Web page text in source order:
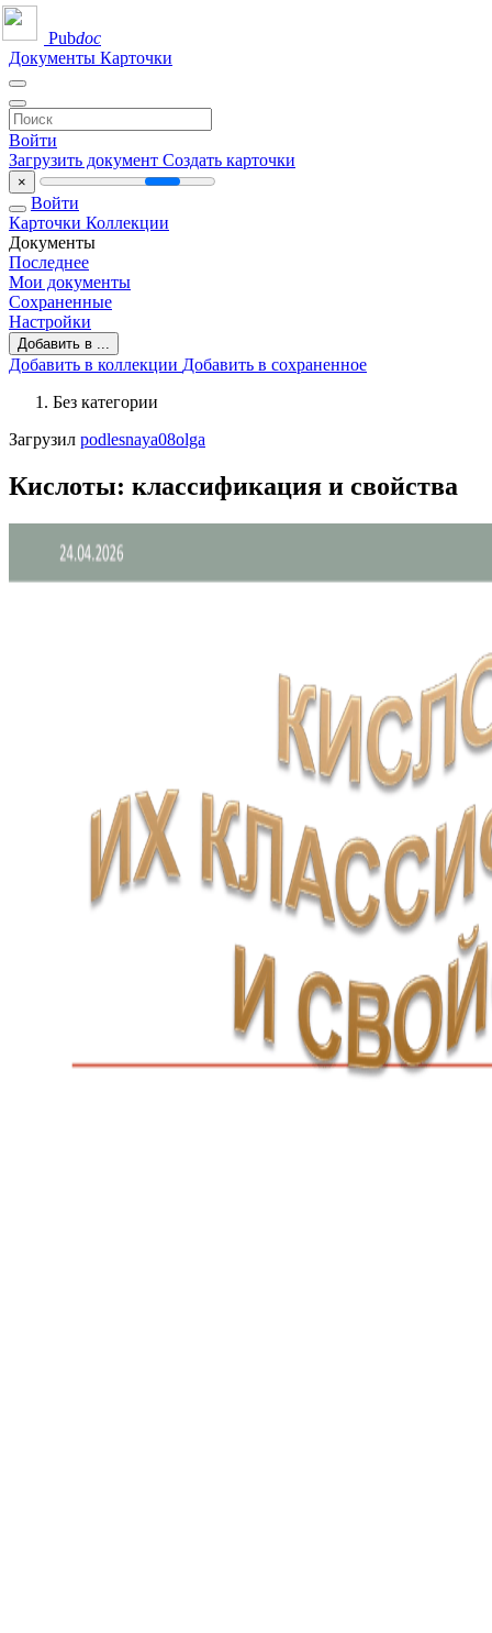
Pubdoc
Документы Карточки
Войти
Загрузить документ Создать карточки
×
Войти
Карточки Коллекции
Документы
Последнее
Мои документы
Сохраненные
Настройки
Добавить в ...
Добавить в коллекции Добавить в сохраненное
Без категории
Загрузил podlesnaya08olga
Кислоты: классификация и свойства